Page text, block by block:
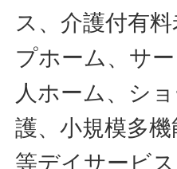
ス、介護付有
プホーム、サ
人ホーム、シ
護、小規模多
等デイサービ